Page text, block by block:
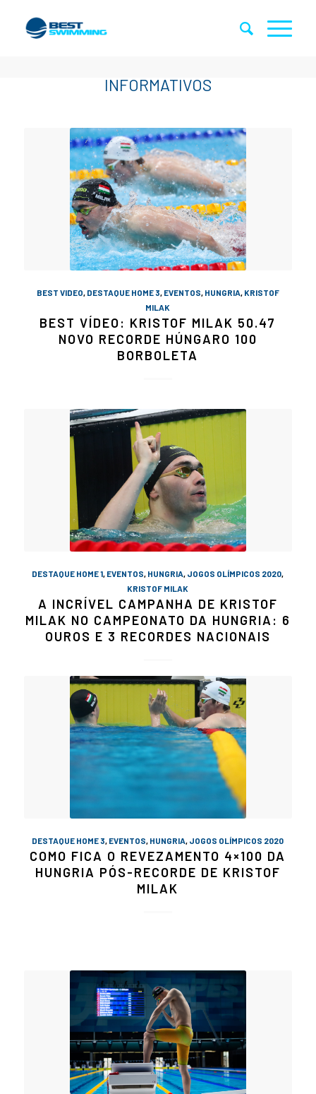
BEST VIDEO, DESTAQUE HOME 3, EVENTOS, HUNGRIA, KRISTOF
MILAK
BEST VÍDEO: KRISTOF MILAK 50.47
NOVO RECORDE HÚNGARO 100
BORBOLETA
DESTAQUE HOME 1, EVENTOS, HUNGRIA, JOGOS OLÍMPICOS 2020,
KRISTOF MILAK
A INCRÍVEL CAMPANHA DE KRISTOF
MILAK NO CAMPEONATO DA HUNGRIA: 6
OUROS E 3 RECORDES NACIONAIS
DESTAQUE HOME 3, EVENTOS, HUNGRIA, JOGOS OLÍMPICOS 2020
COMO FICA O REVEZAMENTO 4×100 DA
HUNGRIA PÓS-RECORDE DE KRISTOF
MILAK